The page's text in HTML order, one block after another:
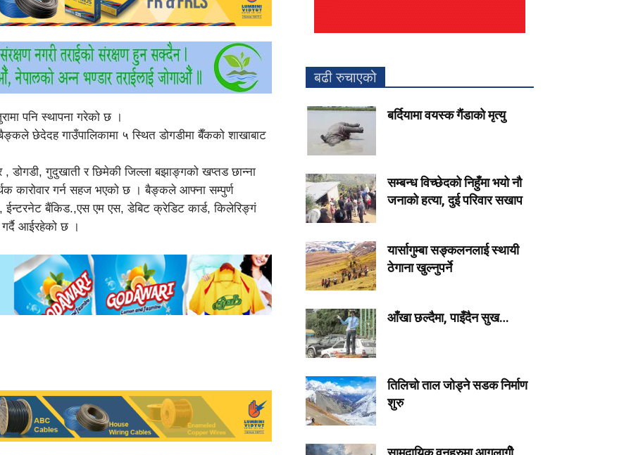
पनि स्थापना गरेको छ ।
छेदेदह गाउँपालिकामा ५ स्थित डोगडीमा बैँकको शाखाबाट
डोगडी, गुदुखाती र छिमेकी जिल्ला बझाङ्गको खप्तड छान्ना
कारोवार गर्न सहज भएको छ । बैङ्कले आफ्ना सम्पुर्ण
ईन्टरनेट बैंकिड.,एस एम एस, डेबिट क्रेडिट कार्ड, किलेरिङ्गं
आईरहेको छ ।
बढी रुचाएको
बर्दियामा वयस्क गैंडाको मृत्यु
सम्बन्ध विच्छेदको निहुँमा भयो नौ
जनाको हत्या, दुई परिवार सखाप
यार्सागुम्बा सङ्कलनलाई स्थायी
ठेगाना खुल्नुपर्ने
आँखा छल्दैमा, पाइँदैन सुख…
तिलिचो ताल जोड्ने सडक निर्माण
शुरु